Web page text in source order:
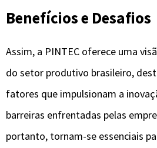
Benefícios e Desafios
Assim, a PINTEC oferece uma
do setor produtivo brasileiro,
fatores que impulsionam a
barreiras enfrentadas pelas
portanto, tornam-se essenciais